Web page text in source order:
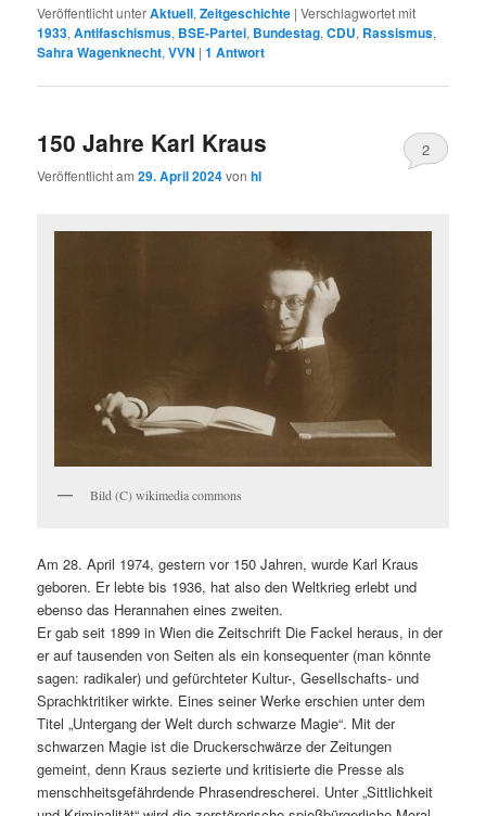
Veröffentlicht unterAktuell,Zeitgeschichte |Verschlagwortet mit
1933,Antifaschismus, BSE-Partei, Bundestag,CDU, Rassismus,
Sahra Wagenknecht,VVN |1 Antwort
150 Jahre Karl Kraus
Veröffentlicht am29. April 2024vonhl
2
Bild (C) wikimedia commons
Am 28. April 1974, gestern vor 150 Jahren, wurde Karl Kraus
geboren. Er lebte bis 1936, hat also den Weltkrieg erlebt und
ebenso das Herannahen eines zweiten.
Er gab seit 1899 in Wien die Zeitschrift Die Fackel heraus, in der
er auf tausenden von Seiten als ein konsequenter (man könnte
sagen: radikaler) und gefürchteter Kultur-, Gesellschafts- und
Sprachktritiker wirkte. Eines seiner Werke erschien unter dem
Titel „Untergang der Welt durch schwarze Magie“. Mit der
schwarzen Magie ist die Druckerschwärze der Zeitungen
gemeint, denn Kraus sezierte und kritisierte die Presse als
menschheitsgefährdende Phrasendrescherei. Unter „Sittlichkeit